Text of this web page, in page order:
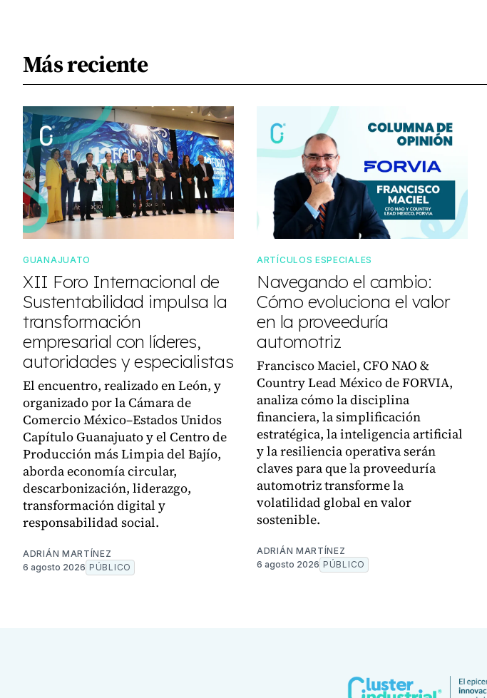
Más reciente
GUANAJUATO
XII Foro Internacional de
Sustentabilidad impulsa la
transformación
empresarial con líderes,
autoridades y especialistas
El encuentro, realizado en León, y
organizado por la Cámara de
Comercio México–Estados Unidos
Capítulo Guanajuato y el Centro de
Producción más Limpia del Bajío,
aborda economía circular,
descarbonización, liderazgo,
transformación digital y
responsabilidad social.
ADRIÁN MARTÍNEZ
6 agosto 2026 PÚBLICO
ARTÍCULOS ESPECIALES
Navegando el cambio:
Cómo evoluciona el valor
en la proveeduría
automotriz
Francisco Maciel, CFO NAO &
Country Lead México de FORVIA,
analiza cómo la disciplina
financiera, la simplificación
estratégica, la inteligencia artificial
y la resiliencia operativa serán
claves para que la proveeduría
automotriz transforme la
volatilidad global en valor
sostenible.
ADRIÁN MARTÍNEZ
6 agosto 2026 PÚBLICO